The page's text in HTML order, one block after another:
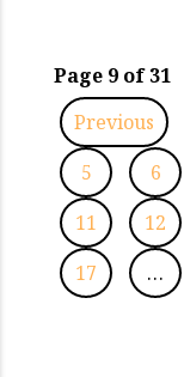
Page 9 of 31
Previous
5
6
11
12
17
…